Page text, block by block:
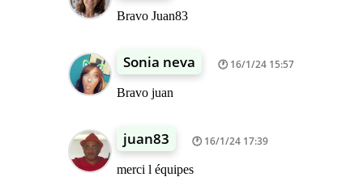
Bravo Juan83
Sonia neva 16/1/24 15:57
Bravo juan
juan83 16/1/24 17:39
merci l équipes